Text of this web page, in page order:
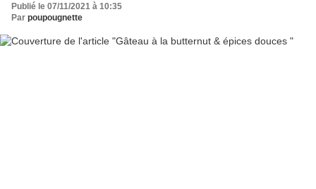
Publié le 07/11/2021 à 10:35
Par poupougnette